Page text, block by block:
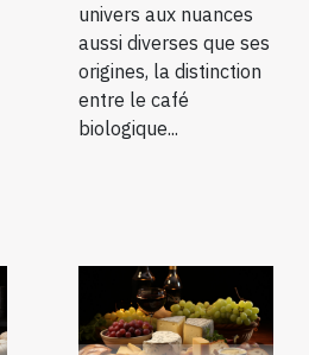
univers aux nuances
aussi diverses que ses
origines, la distinction
entre le café
biologique...